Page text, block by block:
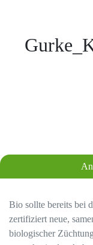
Bio sollte bereits bei
zertifiziert neue,
biologischer